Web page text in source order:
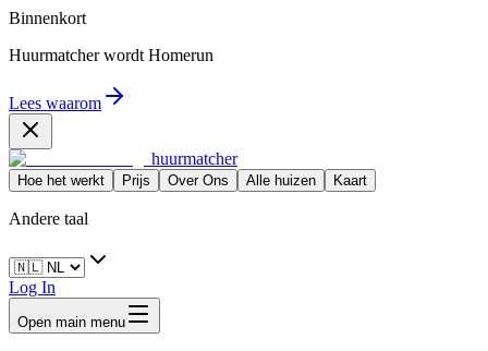
Binnenkort
Huurmatcher wordt Homerun
Lees waarom
huurmatcher
Hoe het werkt Prijs Over Ons Alle huizen Kaart
Andere taal
Log In
Open main menu